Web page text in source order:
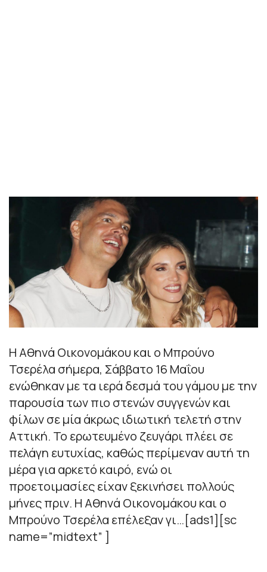
Η Αθηνά Οικονομάκου και ο Μπρούνο
Τσερέλα σήμερα, Σάββατο 16 Μαΐου
ενώθηκαν με τα ιερά δεσμά του γάμου με την
παρουσία των πιο στενών συγγενών και
φίλων σε μία άκρως ιδιωτική τελετή στην
Αττική. Το ερωτευμένο ζευγάρι πλέει σε
πελάγη ευτυχίας, καθώς περίμεναν αυτή τη
μέρα για αρκετό καιρό, ενώ οι
προετοιμασίες είχαν ξεκινήσει πολλούς
μήνες πριν. Η Αθηνά Οικονομάκου και ο
Μπρούνο Τσερέλα επέλεξαν γι…[ads1][sc
name=”midtext” ]